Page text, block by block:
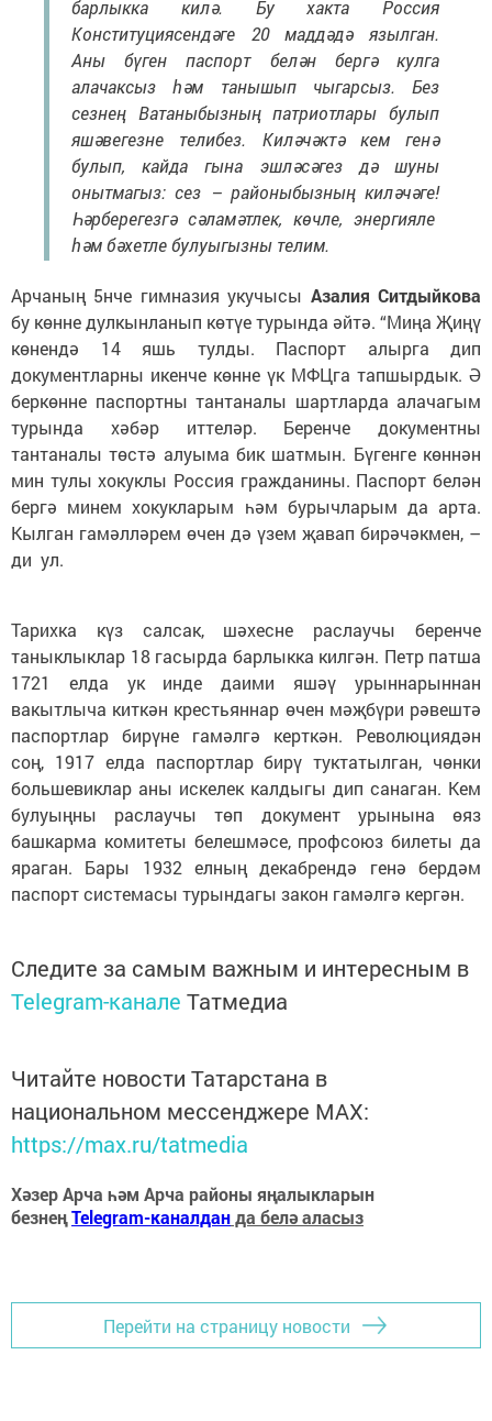
барлыкка килә. Бу хакта Россия
Конституциясендәге 20 маддәдә язылган.
Аны бүген паспорт белән бергә кулга
алачаксыз һәм танышып чыгарсыз. Без
сезнең Ватаныбызның патриотлары булып
яшәвегезне телибез. Киләчәктә кем генә
булып, кайда гына эшләсәгез дә шуны
онытмагыз: сез – районыбызның киләчәге!
Һәрберегезгә сәламәтлек, көчле, энергияле
һәм бәхетле булуыгызны телим.
Арчаның 5нче гимназия укучысы Азалия Ситдыйкова
бу көнне дулкынланып көтүе турында әйтә. “Миңа Җиңү
көнендә 14 яшь тулды. Паспорт алырга дип
документларны икенче көнне үк МФЦга тапшырдык. Ә
беркөнне паспортны тантаналы шартларда алачагым
турында хәбәр иттеләр. Беренче документны
тантаналы төстә алуыма бик шатмын. Бүгенге көннән
мин тулы хокуклы Россия гражданины. Паспорт белән
бергә минем хокукларым һәм бурычларым да арта.
Кылган гамәлләрем өчен дә үзем җавап бирәчәкмен, –
ди ул.
Тарихка күз салсак, шәхесне раслаучы беренче
таныклыклар 18 гасырда барлыкка килгән. Петр патша
1721 елда ук инде даими яшәү урыннарыннан
вакытлыча киткән крестьяннар өчен мәҗбүри рәвештә
паспортлар бирүне гамәлгә керткән. Революциядән
соң, 1917 елда паспортлар бирү туктатылган, чөнки
большевиклар аны искелек калдыгы дип санаган. Кем
булуыңны раслаучы төп документ урынына өяз
башкарма комитеты белешмәсе, профсоюз билеты да
яраган. Бары 1932 елның декабрендә генә бердәм
паспорт системасы турындагы закон гамәлгә кергән.
Следите за самым важным и интересным в
Telegram-канале Татмедиа
Читайте новости Татарстана в
национальном мессенджере MАХ:
https://max.ru/tatmedia
Хәзер Арча һәм Арча районы яңалыкларын
безнеңTelegram-каналданда белә аласыз
Перейти на страницу новости